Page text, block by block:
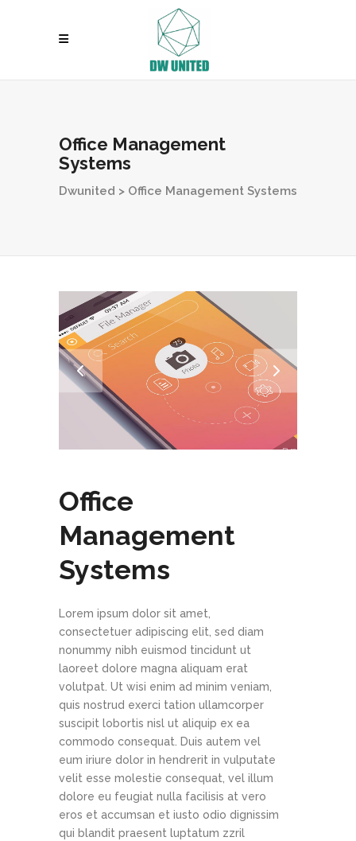
Office Management
Systems
Dwunited > Office Management Systems
Office
Management
Systems
Lorem ipsum dolor sit amet,
consectetuer adipiscing elit, sed diam
nonummy nibh euismod tincidunt ut
laoreet dolore magna aliquam erat
volutpat. Ut wisi enim ad minim veniam,
quis nostrud exerci tation ullamcorper
suscipit lobortis nisl ut aliquip ex ea
commodo consequat. Duis autem vel
eum iriure dolor in hendrerit in vulputate
velit esse molestie consequat, vel illum
dolore eu feugiat nulla facilisis at vero
eros et accumsan et iusto odio dignissim
qui blandit praesent luptatum zzril